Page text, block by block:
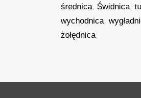
średnica, Świdnica,
wychodnica,
żołędnica,